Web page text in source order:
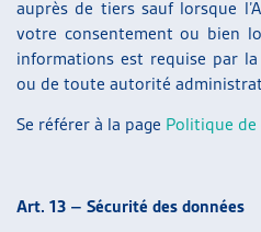
auprès de tiers sauf lorsque
votre consentement ou bien
informations est requise par
ou de toute autorité
Se référer à la page Politique de
Art. 13 – Sécurité des données